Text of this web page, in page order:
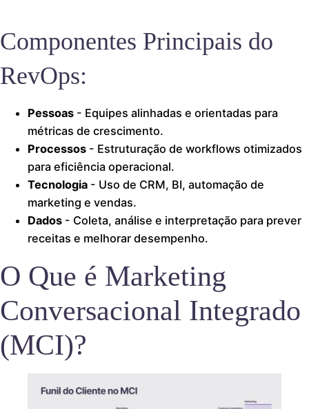
Componentes Principais do
RevOps:
Pessoas - Equipes alinhadas e orientadas para
métricas de crescimento.
Processos - Estruturação de workflows otimizados
para eficiência operacional.
Tecnologia - Uso de CRM, BI, automação de
marketing e vendas.
Dados - Coleta, análise e interpretação para prever
receitas e melhorar desempenho.
O Que é Marketing
Conversacional Integrado
(MCI)?